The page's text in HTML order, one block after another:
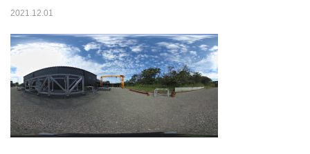
お問い合わせ
2021.12.01